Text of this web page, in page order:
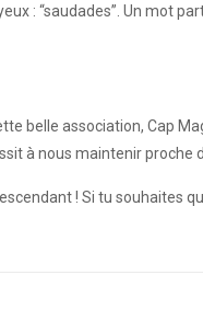
: “saudades”. Un mot
belle association, Cap
à nous maintenir proche
! Si tu souhaites